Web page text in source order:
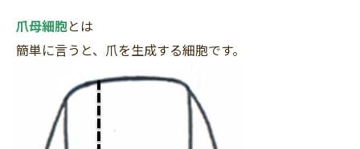
爪母細胞とは
簡単に言うと、爪を生成する細胞です。